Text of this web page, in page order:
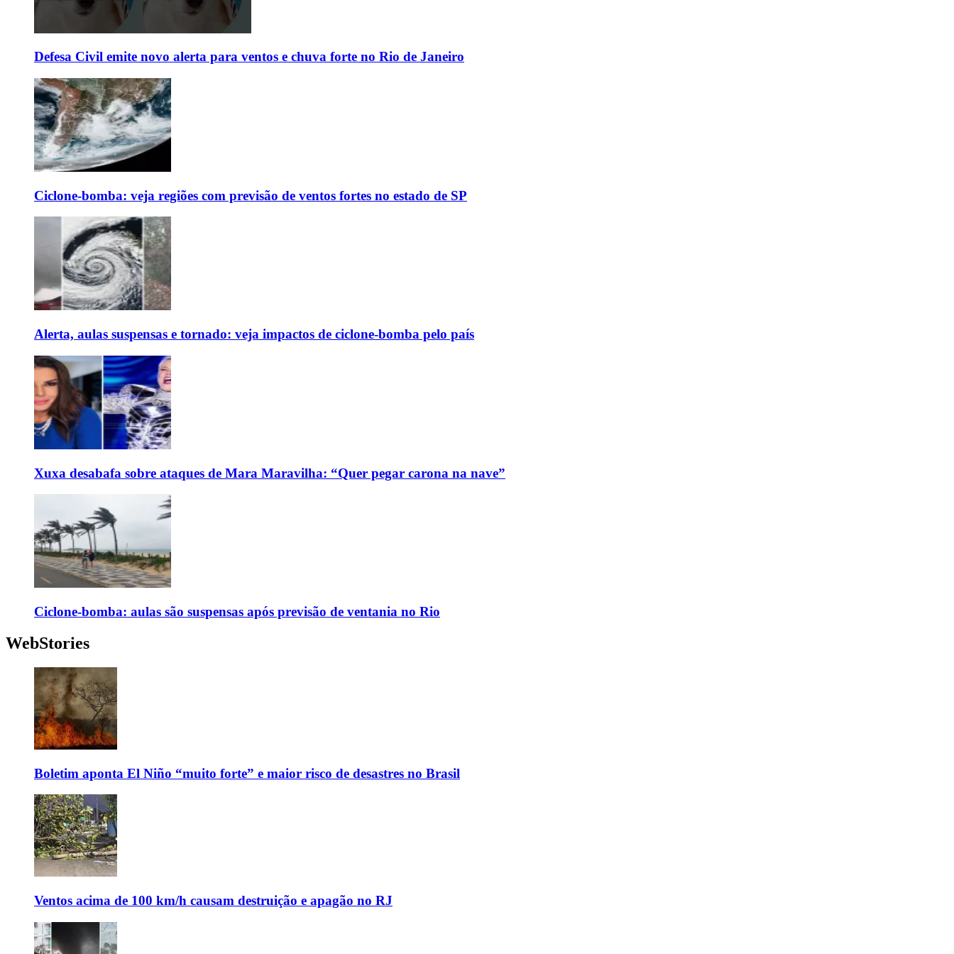
Defesa Civil emite novo alerta para ventos e chuva forte no Rio de Janeiro
Ciclone-bomba: veja regiões com previsão de ventos fortes no estado de SP
Alerta, aulas suspensas e tornado: veja impactos de ciclone-bomba pelo país
Xuxa desabafa sobre ataques de Mara Maravilha: “Quer pegar carona na nave”
Ciclone-bomba: aulas são suspensas após previsão de ventania no Rio
WebStories
Boletim aponta El Niño “muito forte” e maior risco de desastres no Brasil
Ventos acima de 100 km/h causam destruição e apagão no RJ